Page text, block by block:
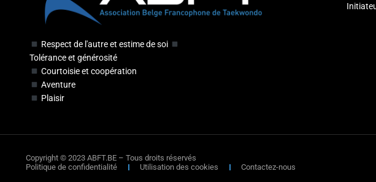
Respect de l'autre et estime de soi
Tolérance et générosité
Courtoisie et coopération
Aventure
Plaisir
Copyright © 2023 ABFT.BE – Tous droits réservés
Politique de confidentialité
Utilisation des cookies Contactez-nous